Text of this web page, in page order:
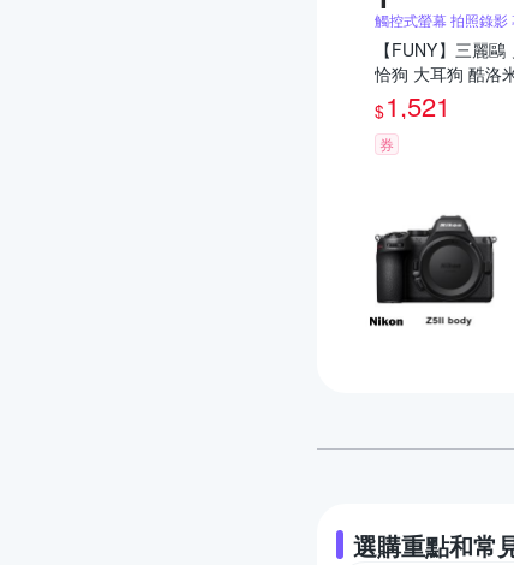
觸控式螢幕 拍照錄影
【FUNY】三麗
恰狗 大耳狗 酷洛
$1,521
券
選購重點和常